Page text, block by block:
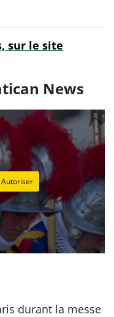
sur le site
News
Autoriser
durant la messe